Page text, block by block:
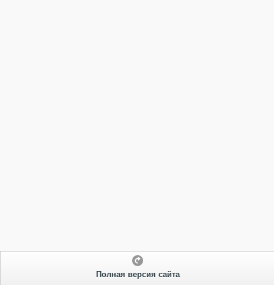
Полная версия сайта